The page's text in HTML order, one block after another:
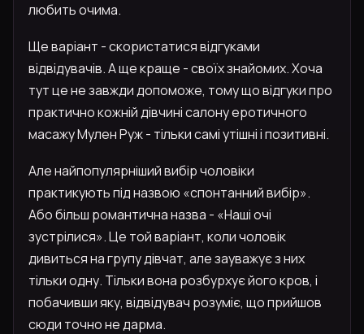
любить очима.
Ще варіант - скористатися відгуками
відвідувачів. А ще краще - своїх знайомих. Хоча
тут це не завжди допоможе, тому що відгуки про
практично кожній дівчині салону еротичного
масажу Мулен Руж - тільки самі утішні і позитивні.
Але найпопулярніший вибір чоловіки
практикують під назвою «спонтанний вибір».
Або більш романтична назва - «Наші очі
зустрілися». Це той варіант, коли чоловік
дивиться на групу дівчат, але зауважує з них
тільки одну. Тільки вона розбурхує його кров, і
побачивши яку, відвідувач розуміє, що прийшов
сюди точно не дарма.